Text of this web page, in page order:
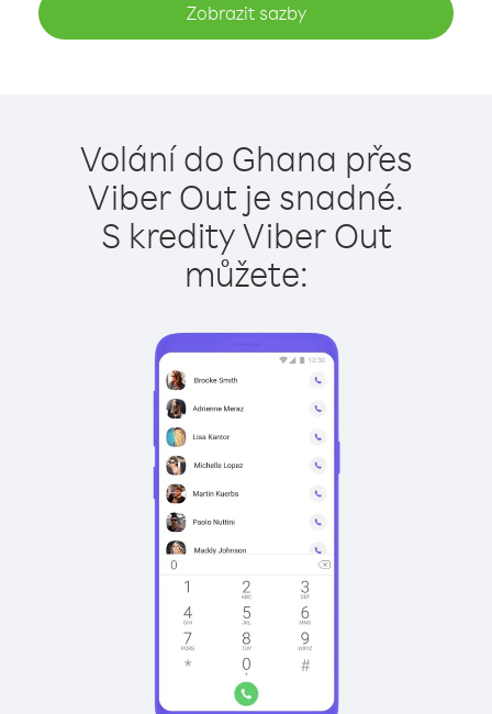
Zobrazit sazby
Volání do Ghana přes
Viber Out je snadné.
S kredity Viber Out
můžete: